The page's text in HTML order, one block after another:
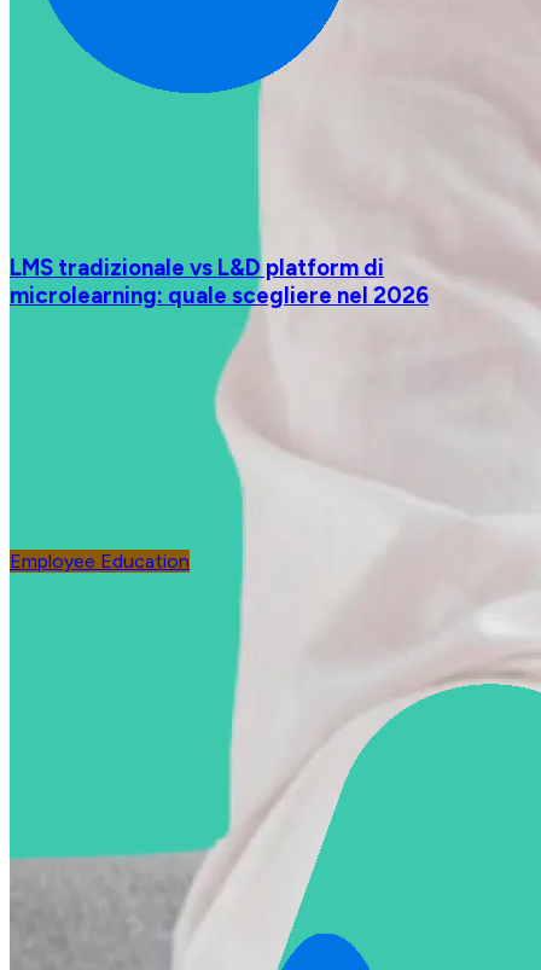
LMS tradizionale vs L&D platform di
microlearning: quale scegliere nel 2026
Employee Education